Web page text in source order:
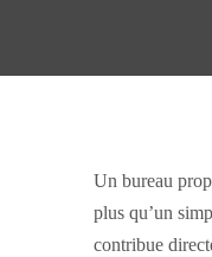
Un bureau
plus qu’un
contribue